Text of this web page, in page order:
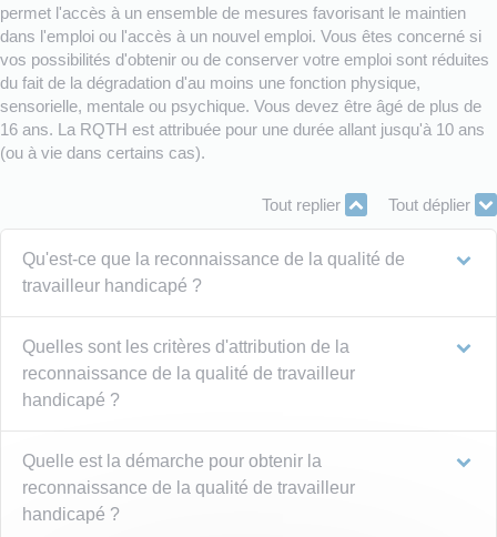
permet l'accès à un ensemble de mesures favorisant le maintien
dans l'emploi ou l'accès à un nouvel emploi. Vous êtes concerné si
vos possibilités d'obtenir ou de conserver votre emploi sont réduites
du fait de la dégradation d'au moins une fonction physique,
sensorielle, mentale ou psychique. Vous devez être âgé de plus de
16 ans. La RQTH est attribuée pour une durée allant jusqu'à 10 ans
(ou à vie dans certains cas).
Tout replier Tout déplier
Qu'est-ce que la reconnaissance de la qualité de
travailleur handicapé ?
Quelles sont les critères d'attribution de la
reconnaissance de la qualité de travailleur
handicapé ?
Quelle est la démarche pour obtenir la
reconnaissance de la qualité de travailleur
handicapé ?